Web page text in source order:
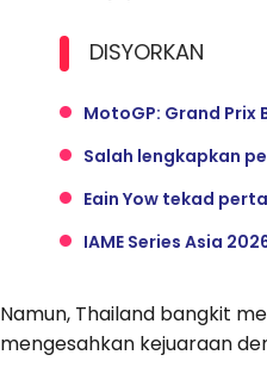
DISYORKAN
MotoGP: Grand
Salah lengkapkan
Eain Yow tekad
IAME Series Asia
Namun, Thailand bangkit
mengesahkan kejuaraan